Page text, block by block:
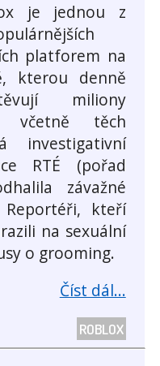
je jednou z
platforem na
kterou denně
miliony
včetně těch
investigativní
RTÉ (pořad
závažné
kteří
na sexuální
o grooming.
Číst dál...
ROBLOX